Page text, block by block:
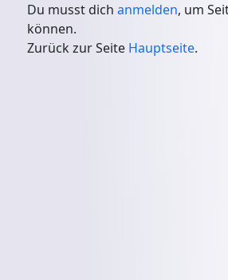
Du musst dichanmelden, um
können.
Zurück zur Seite Hauptseite.